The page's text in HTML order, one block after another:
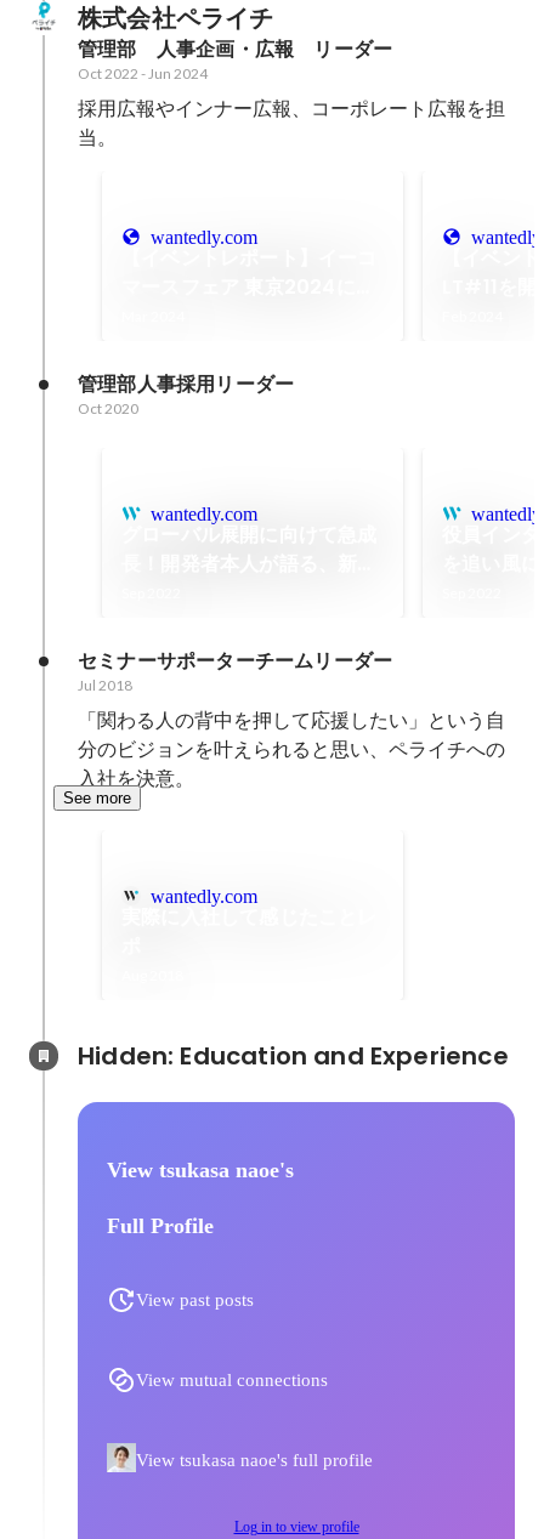
株式会社ペライチ
管理部　人事企画・広報　リーダー
Oct 2022 -Jun 2024
採用広報やインナー広報、コーポレート広報を担
当。
wantedly.com
管理部人事採用リーダー
Oct 2020
wantedly.com
セミナーサポーターチームリーダー
Jul 2018
「関わる人の背中を押して応援したい」という自
分のビジョンを叶えられると思い、ペライチへの
入社を決意。
See more
wantedly.com
View tsukasa naoe's
Full Profile
View past posts
View mutual connections
View tsukasa naoe's full profile
Log in to view profile